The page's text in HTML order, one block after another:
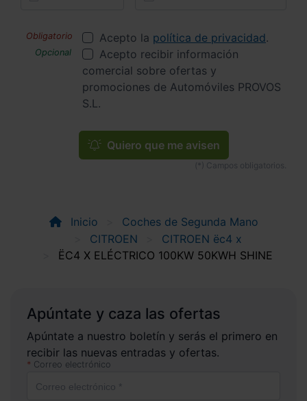
Acepto la política de privacidad.
Acepto recibir información
comercial sobre ofertas y
promociones de Automóviles PROVOS
S.L.
Quiero que me avisen
Inicio
Coches de Segunda Mano
CITROEN
CITROEN ëc4 x
ËC4 X ELÉCTRICO 100KW 50KWH SHINE
Apúntate y caza las ofertas
Apúntate a nuestro boletín y serás el primero en
recibir las nuevas entradas y ofertas.
Correo electrónico